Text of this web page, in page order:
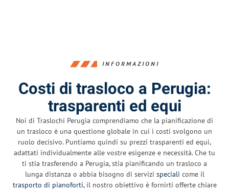
INFORMAZIONI
Costi di trasloco a Perugia:
trasparenti ed equi
Noi di Traslochi Perugia comprendiamo che la pianificazione di
un trasloco è una questione globale in cui i costi svolgono un
ruolo decisivo. Puntiamo quindi su prezzi trasparenti ed equi,
adattati individualmente alle vostre esigenze e necessità. Che tu
ti stia trasferendo a Perugia, stia pianificando un trasloco a
lunga distanza o abbia bisogno di servizi speciali come il
trasporto di pianoforti, il nostro obiettivo è fornirti offerte chiare